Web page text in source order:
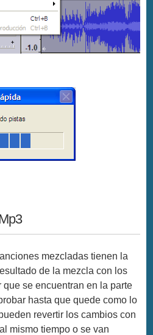
mezcladas tienen la
de la mezcla con los
que se encuentran en la parte
hasta que quede como lo
revertir los cambios con
al mismo tiempo o se van